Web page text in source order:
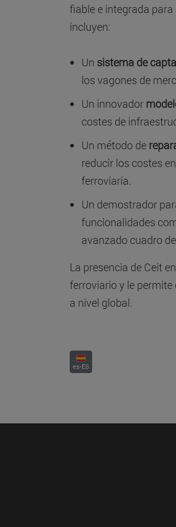
fiable e integrada
incluyen:
Un sistema de
los vagones de
Un innovador
costes de
Un método de
reducir los costes
ferroviaria.
Un demostrador
funcionalidades
avanzado cuadro
La presencia de Ceit
ferroviario y le
a nivel global.
es-ES